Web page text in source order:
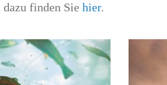
finden Sie hier.